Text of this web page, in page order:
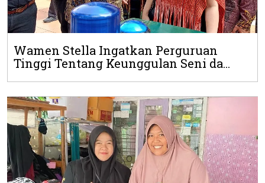
Wamen Stella Ingatkan Perguruan
Tinggi Tentang Keunggulan Seni da...